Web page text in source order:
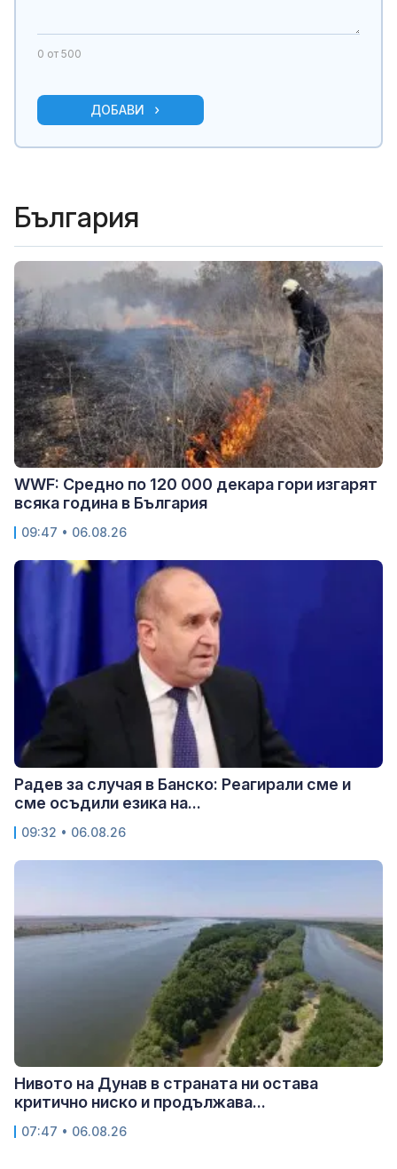
0 от 500
ДОБАВИ
България
WWF: Средно по 120 000 декара гори изгарят
всяка година в България
09:47 • 06.08.26
Радев за случая в Банско: Реагирали сме и
сме осъдили езика на...
09:32 • 06.08.26
Нивото на Дунав в страната ни остава
критично ниско и продължава...
07:47 • 06.08.26